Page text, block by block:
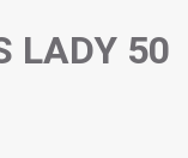
LADY 50